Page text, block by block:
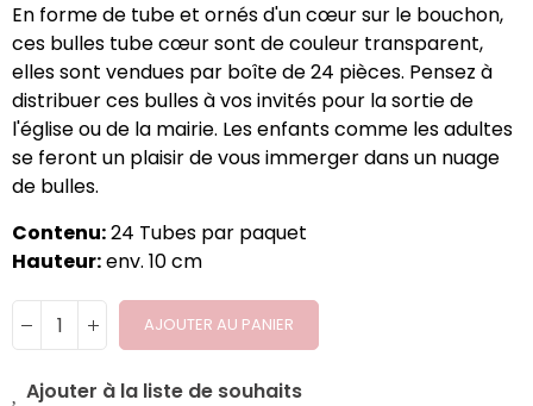
En forme de tube et ornés d'un cœur sur le bouchon,
ces bulles tube cœur sont de couleur transparent,
elles sont vendues par boîte de 24 pièces. Pensez à
distribuer ces bulles à vos invités pour la sortie de
l'église ou de la mairie. Les enfants comme les adultes
se feront un plaisir de vous immerger dans un nuage
de bulles.
Contenu:24 Tubes par paquet
Hauteur:env. 10 cm
AJOUTER AU PANIER
Ajouter à la liste de souhaits